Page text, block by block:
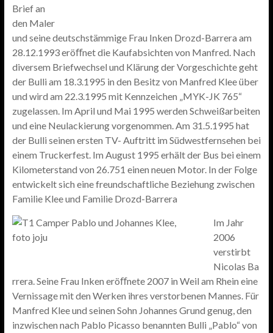
Brief an
den Maler
und seine deutschstämmige Frau Inken Drozd-Barrera am
28.12.1993 eröﬀnet die Kaufabsichten von Manfred. Nach
diversem Briefwechsel und Klärung der Vorgeschichte geht
der Bulli am 18.3.1995 in den Besitz von Manfred Klee über
und wird am 22.3.1995 mit Kennzeichen „MYK-JK 765“
zugelassen. Im April und Mai 1995 werden Schweißarbeiten
und eine Neulackierung vorgenommen. Am 31.5.1995 hat
der Bulli seinen ersten TV- Auftritt im Südwestfernsehen bei
einem Truckerfest. Im August 1995 erhält der Bus bei einem
Kilometerstand von 26.751 einen neuen Motor. In der Folge
entwickelt sich eine freundschaftliche Beziehung zwischen
Familie Klee und Familie Drozd-Barrera
Im Jahr
2006
verstirbt
Nicolas Ba
rrera. Seine Frau Inken eröﬀnete 2007 in Weil am Rhein eine
Vernissage mit den Werken ihres verstorbenen Mannes. Für
Manfred Klee und seinen Sohn Johannes Grund genug, den
inzwischen nach Pablo Picasso benannten Bulli „Pablo“ von